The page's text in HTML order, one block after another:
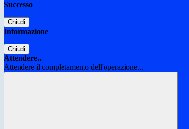
Successo
Chiudi
Informazione
Chiudi
Attendere...
Attendere il completamento dell'operazione...